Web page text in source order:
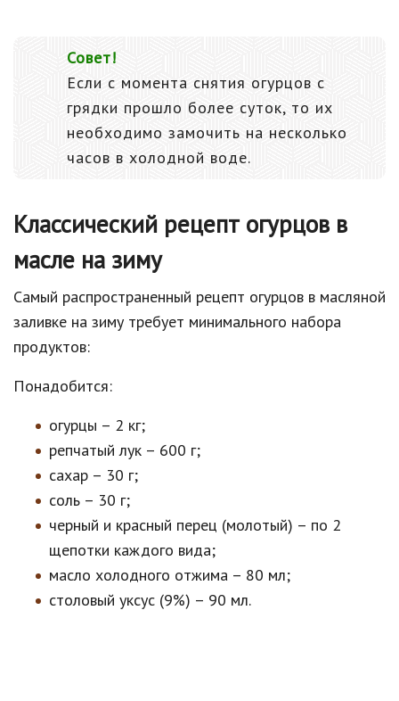
Совет!
Если с момента снятия огурцов с
грядки прошло более суток, то их
необходимо замочить на несколько
часов в холодной воде.
Классический рецепт огурцов в
масле на зиму
Самый распространенный рецепт огурцов в масляной
заливке на зиму требует минимального набора
продуктов:
Понадобится:
огурцы – 2 кг;
репчатый лук – 600 г;
сахар – 30 г;
соль – 30 г;
черный и красный перец (молотый) – по 2
щепотки каждого вида;
масло холодного отжима – 80 мл;
столовый уксус (9%) – 90 мл.